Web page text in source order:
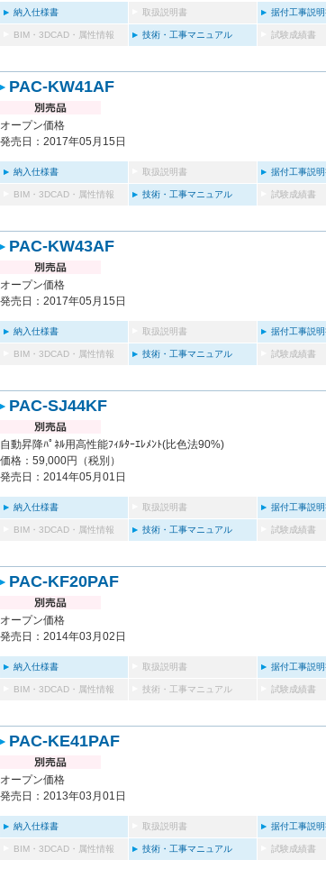
納入仕様書 取扱説明書 据付工事説
BIM・3DCAD・属性情報 技術・工事マニュアル 試験成績書
PAC-KW41AF
オープン価格
発売日：2017年05月15日
納入仕様書 取扱説明書 据付工事説
BIM・3DCAD・属性情報 技術・工事マニュアル 試験成績書
PAC-KW43AF
オープン価格
発売日：2017年05月15日
納入仕様書 取扱説明書 据付工事説
BIM・3DCAD・属性情報 技術・工事マニュアル 試験成績書
PAC-SJ44KF
自動昇降ﾊﾟﾈﾙ用高性能ﾌｨﾙﾀｰｴﾚﾒﾝﾄ(比色法90%)
価格：59,000円（税別）
発売日：2014年05月01日
納入仕様書 取扱説明書 据付工事説
BIM・3DCAD・属性情報 技術・工事マニュアル 試験成績書
PAC-KF20PAF
オープン価格
発売日：2014年03月02日
納入仕様書 取扱説明書 据付工事説
BIM・3DCAD・属性情報 技術・工事マニュアル 試験成績書
PAC-KE41PAF
オープン価格
発売日：2013年03月01日
納入仕様書 取扱説明書 据付工事説
BIM・3DCAD・属性情報 技術・工事マニュアル 試験成績書